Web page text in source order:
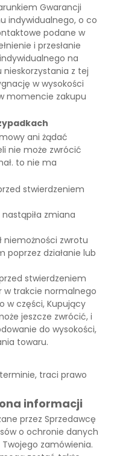
Gwarancji
indywidualnego, o co
podane w
i przesłanie
na
z tej
w wysokości
momencie zakupu
ani żądać
nie może zwrócić
to nie ma
stwierdzeniem
zmiana
niemożności zwrotu
poprzez działanie lub
stwierdzeniem
w trakcie normalnego
w części, Kupujący
jeszcze zwrócić, i
do wysokości,
towaru.
traci prawo
informacji
przez Sprzedawcę
o ochronie danych
zamówienia.